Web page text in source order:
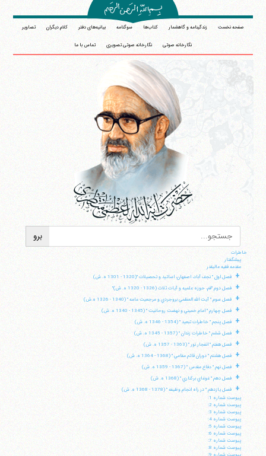
صفحه نخست زندگینامه و گاهشمار کتاب‌ها سوگنامه بیانیه‌های دفتر کلام دیگران تصاویر
نگارخانه صوتی نگارخانه صوتی تصویری تماس با ما
خاطرات
پيشگفتار
مقدمه فقيه عاليقدر
+ فصل اول " نجف آباد، اصفهان، اساتيد و تحصيلات "(1320 - 1301 ه. ش)
+ فصل دوم "قم، حوزه علميه و آيات ثلاث (1326 - 1320 ه. ش)"
+ فصل سوم " آيت الله العظمي بروجردي و مرجعيت عامه " (1340 - 1326 ه.ش)
+ فصل چهارم " امام خميني و نهضت روحانيت " (1345 - 1340 ه. ش)
+ فصل پنجم " خاطرات تبعيد " (1354 - 1346 ه. ش)
+ فصل ششم " خاطرات زندان " (1357 - 1345 ه. ش)
+ فصل هفتم " انفجار نور " (1363 - 1357 ه. ش)
+ فصل هشتم " دوران قائم مقامي " (1368 - 1364 ه. ش)
+ فصل نهم " دفاع مقدس " (1367 - 1359 ه. ش)
+ فصل دهم " غوغاي بركناري " (1368 ه. ش)
+
فصل يازدهم " در راه انجام وظيفه " (1378 - 1368 ه. ش)
پيوست شماره 1:
پيوست شماره 2:
پيوست شماره 3:
پيوست شماره 4:
پيوست شماره 5:
پيوست شماره 6:
پيوست شماره 7:
پيوست شماره 8: